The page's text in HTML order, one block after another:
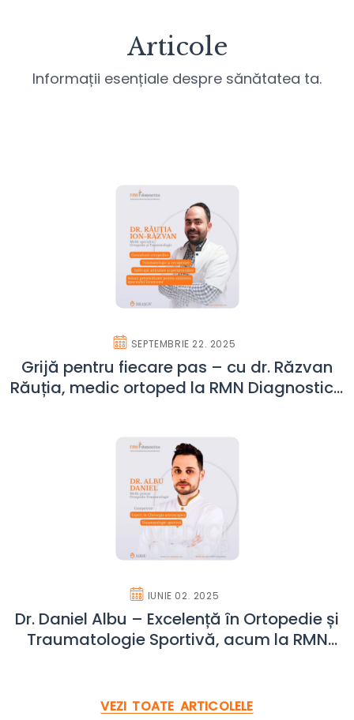
Articole
Informații esențiale despre sănătatea ta.
SEPTEMBRIE 22. 2025
Grijă pentru fiecare pas – cu dr. Răzvan
Răuția, medic ortoped la RMN Diagnostica
IUNIE 02. 2025
Dr. Daniel Albu – Excelență în Ortopedie și
Traumatologie Sportivă, acum la RMN
VEZI TOATE ARTICOLELE